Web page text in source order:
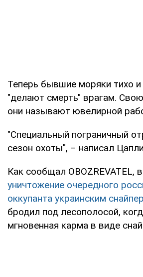
Теперь бывшие моряки тихо и
"делают смерть" врагам.
они называют ювелирной
"Специальный пограничный
сезон охоты", – написал
Как сообщал OBOZREVATEL,
уничтожение очередного
оккупанта украинским
бродил под лесополосой,
мгновенная карма в виде